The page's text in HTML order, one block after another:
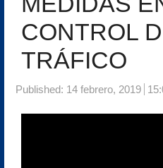
CONTROL
TRÁFICO
Published: 14 febrero, 2019